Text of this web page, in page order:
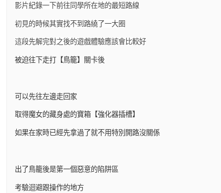
影片紀錄一下前往同學所在地的最短路線
初見的時候其實找不到路繞了一大圈
這段先解完對之後的遊戲體驗應該會比較好
被迫往下走打【鳥籠】關卡後
可以先往左邊走回家
取得魔女的藏身處的寶箱【強化器插槽】
如果在家時已經先拿過了就不用特別開路沒關係
出了鳥籠後是第一個惡意的陷阱區
考驗迴避跟操作的地方